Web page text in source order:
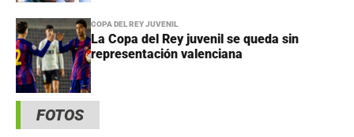
COPA DEL REY JUVENIL
La Copa del Rey juvenil se queda sin
representación valenciana
FOTOS